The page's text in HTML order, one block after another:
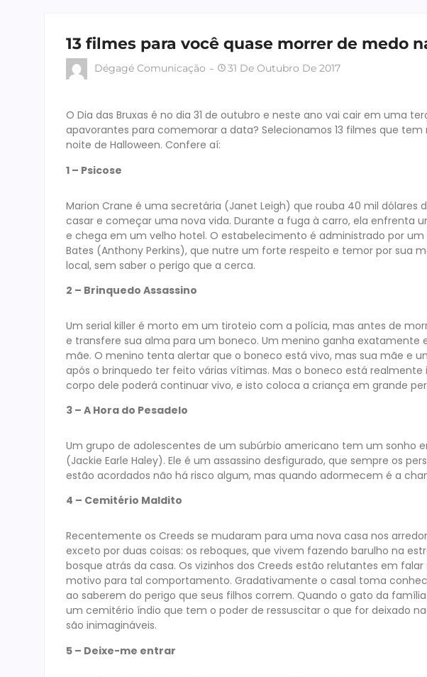
13 filmes para você quase morrer de medo
Dégagé Comunicação 31 De Outubro De 2017
O Dia das Bruxas é no dia 31 de outubro e neste ano vai cair em uma
apavorantes para comemorar a data? Selecionamos 13 filmes que
noite de Halloween. Confere aí:
1 – Psicose
Marion Crane é uma secretária (Janet Leigh) que rouba 40 mil dólares
casar e começar uma nova vida. Durante a fuga à carro, ela enfrenta
e chega em um velho hotel. O estabelecimento é administrado por
Bates (Anthony Perkins), que nutre um forte respeito e temor por sua
local, sem saber o perigo que a cerca.
2 – Brinquedo Assassino
Um serial killer é morto em um tiroteio com a polícia, mas antes de
e transfere sua alma para um boneco. Um menino ganha exatamente
mãe. O menino tenta alertar que o boneco está vivo, mas sua mãe e
após o brinquedo ter feito várias vítimas. Mas o boneco está realmente
corpo dele poderá continuar vivo, e isto coloca a criança em grande
3 – A Hora do Pesadelo
Um grupo de adolescentes de um subúrbio americano tem um sonho
(Jackie Earle Haley). Ele é um assassino desfigurado, que sempre os
estão acordados não há risco algum, mas quando adormecem é a
4 – Cemitério Maldito
Recentemente os Creeds se mudaram para uma nova casa nos
exceto por duas coisas: os reboques, que vivem fazendo barulho na
bosque atrás da casa. Os vizinhos dos Creeds estão relutantes em
motivo para tal comportamento. Gradativamente o casal toma
ao saberem do perigo que seus filhos correm. Quando o gato da
um cemitério índio que tem o poder de ressuscitar o que for deixado
são inimagináveis.
5 – Deixe-me entrar